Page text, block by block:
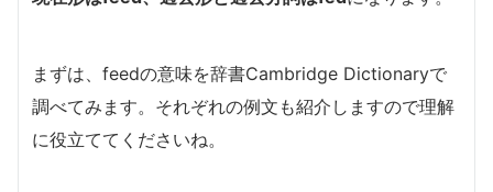
まずは、feedの意味を辞書Cambridge Dictionaryで
調べてみます。それぞれの例文も紹介しますので理解
に役立ててくださいね。